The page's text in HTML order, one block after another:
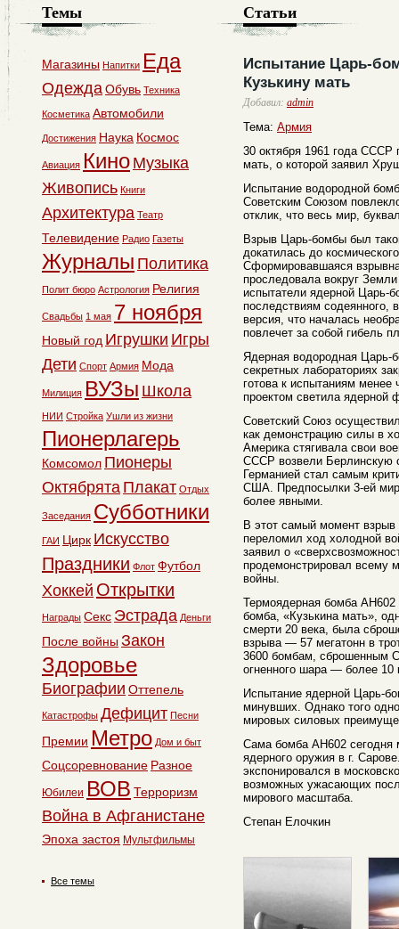
Статьи
Испытание Царь-
Кузькину мать
Добавил: admin
Тема: Армия
30 октября 1961 года СССР
мать, о которой заявил
Испытание водородной
Советским Союзом
отклик, что весь мир,
Взрыв Царь-бомбы был
докатилась до
Сформировавшаяся
проследовала вокруг
испытатели ядерной Царь-
последствиям содеянного,
версия, что началась
повлечет за собой гибель
Ядерная водородная Царь-
секретных лабораториях
готова к испытаниям
проектом светила ядерной
Советский Союз
как демонстрацию силы в
Америка стягивала свои
СССР возвели Берлинскую
Германией стал самым
США. Предпосылки 3-ей
более явными.
В этот самый момент
переломил ход холодной
заявил о
продемонстрировал всему
войны.
Термоядерная бомба
бомба, «Кузькина мать»,
смерти 20 века, была
взрыва — 57 мегатонн в
3600 бомбам, сброшенным
огненного шара — более
Испытание ядерной Царь-
минувших. Однако того
мировых силовых
Сама бомба АН602 сегодня
ядерного оружия в г.
экспонировался в
возможных ужасающих
мирового масштаба.
Степан Елочкин
Темы
Магазины Напитки Еда
ОдеждаОбувь Техника
Косметика Автомобили
Достижения Наука Космос
Авиация Кино Музыка
Живопись Книги
Архитектура Театр
Телевидение Радио Газеты
Журналы Политика
Полит бюро Астрология Религия
Свадьбы 1 мая 7 ноября
Новый год Игрушки Игры
Дети Спорт Армия Мода
Милиция ВУЗы Школа
НИИ Стройка Ушли из жизни
Пионерлагерь
Комсомол Пионеры
Октябрята Плакат Отдых
Заседания Субботники
ГАИ Цирк Искусство
Праздники Флот Футбол
Хоккей Открытки
Награды Секс Эстрада Деньги
После войны Закон
Здоровье
Биографии Оттепель
Катастрофы Дефицит Песни
Премии Метро Дом и быт
Соцсоревнование Разное
Юбилеи ВОВ Терроризм
Война в Афганистане
Эпоха застоя Мультфильмы
Все темы